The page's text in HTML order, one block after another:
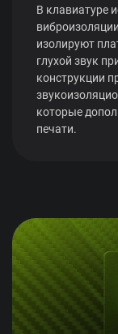
В клавиатуре
изолируют
глухой звук
конструкции
которые
печати.